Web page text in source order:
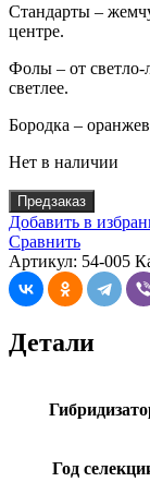
Стандарты –
центре.
Фолы – от светло-
светлее.
Бородка –
Нет в наличии
Предзаказ
Добавить в
Сравнить
Артикул: 54-005
Детали
Год